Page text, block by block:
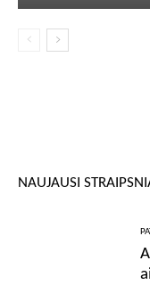
NAUJAUSI